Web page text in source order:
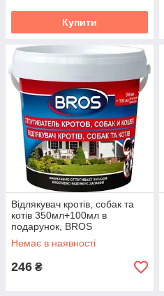
Купити
Відлякувач кротів, собак та
котів 350мл+100мл в
подарунок, BROS
Немає в наявності
246 ₴